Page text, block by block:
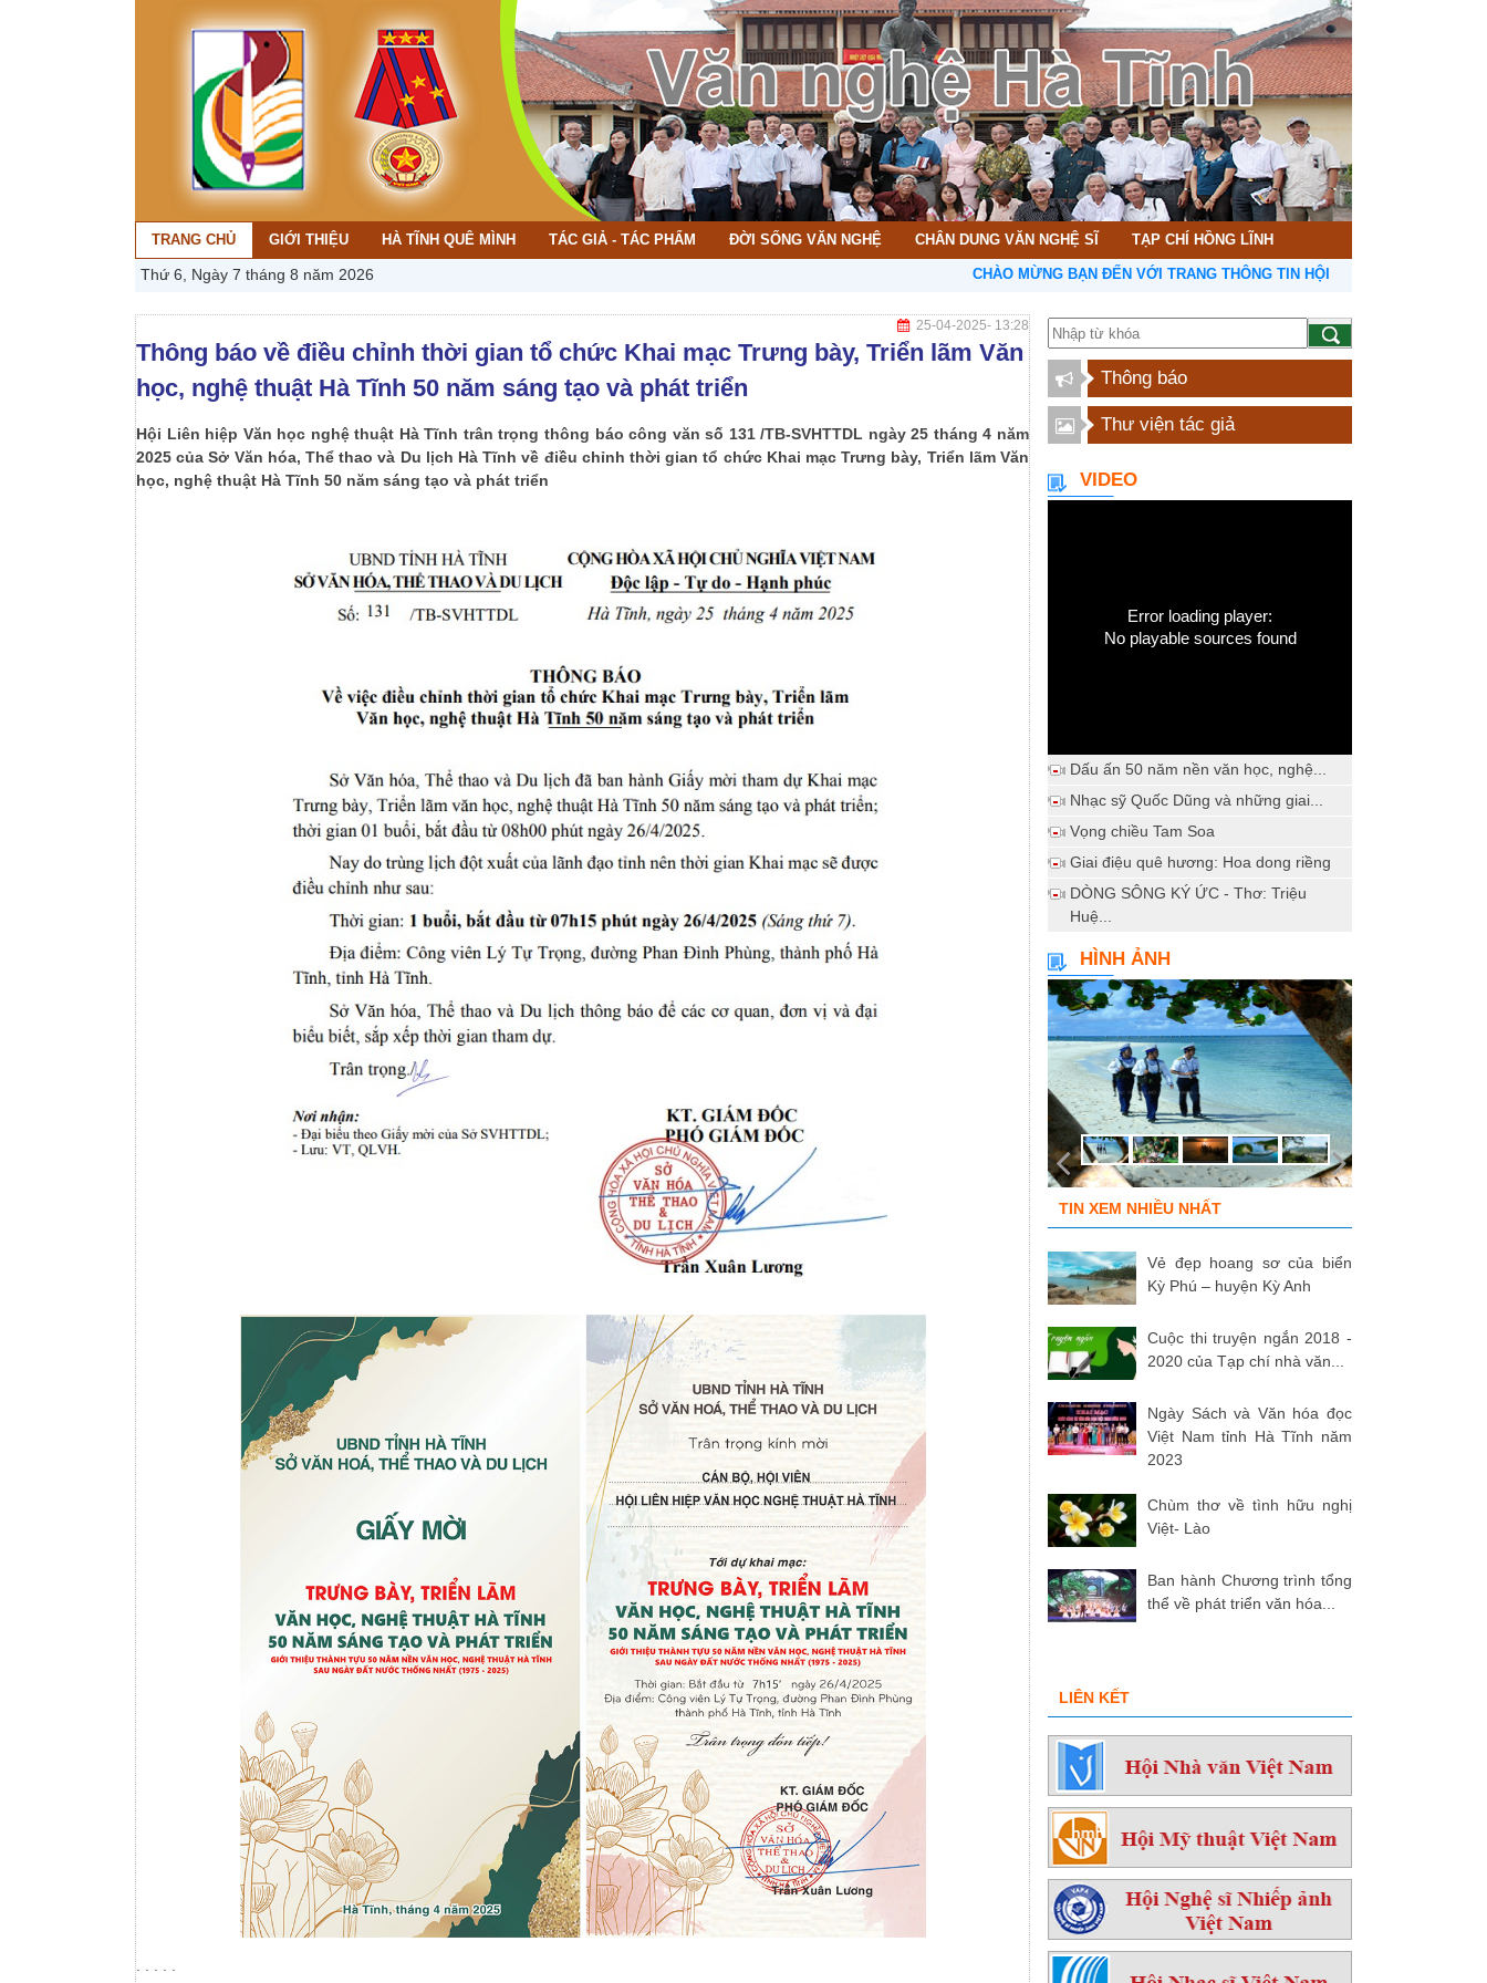
TRANG CHỦ GIỚI THIỆU HÀ TĨNH QUÊ MÌNH TÁC GIẢ - TÁC PHẨM ĐỜI SỐNG VĂN NGHỆ CHÂN DUNG VĂN NGHỆ SĨ TẠP CHÍ HỒNG LĨNH
Thứ 6, Ngày 7 tháng 8 năm 2026 CHÀO MỪNG BẠN ĐẾN VỚI TRANG THÔNG TIN HỘI LIÊN HIỆP VĂN HỌC NGHỆ
25-04-2025- 13:28
Thông báo về điều chỉnh thời gian tổ chức Khai mạc Trưng bày, Triển lãm Văn
học, nghệ thuật Hà Tĩnh 50 năm sáng tạo và phát triển
Hội Liên hiệp Văn học nghệ thuật Hà Tĩnh trân trọng thông báo công văn số 131 /TB-SVHTTDL ngày 25 tháng 4 năm
2025 của Sở Văn hóa, Thể thao và Du lịch Hà Tĩnh về điều chỉnh thời gian tổ chức Khai mạc Trưng bày, Triển lãm Văn
học, nghệ thuật Hà Tĩnh 50 năm sáng tạo và phát triển
Thông báo
Thư viện tác giả
VIDEO
Error loading player:
No playable sources found
Dấu ấn 50 năm nền văn học, nghệ...
Nhạc sỹ Quốc Dũng và những giai...
Vọng chiều Tam Soa
Giai điệu quê hương: Hoa dong riềng
DÒNG SÔNG KÝ ỨC - Thơ: Triệu
Huệ...
HÌNH ẢNH
TIN XEM NHIỀU NHẤT
Vẻ đẹp hoang sơ của biển
Kỳ Phú – huyện Kỳ Anh
Cuộc thi truyện ngắn 2018 -
2020 của Tạp chí nhà văn...
Ngày Sách và Văn hóa đọc
Việt Nam tỉnh Hà Tĩnh năm
2023
Chùm thơ về tình hữu nghị
Việt- Lào
Ban hành Chương trình tổng
thể về phát triển văn hóa...
LIÊN KẾT